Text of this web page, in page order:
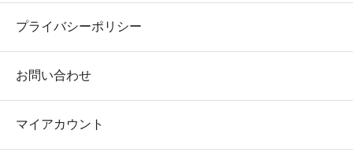
プライバシーポリシー
お問い合わせ
マイアカウント